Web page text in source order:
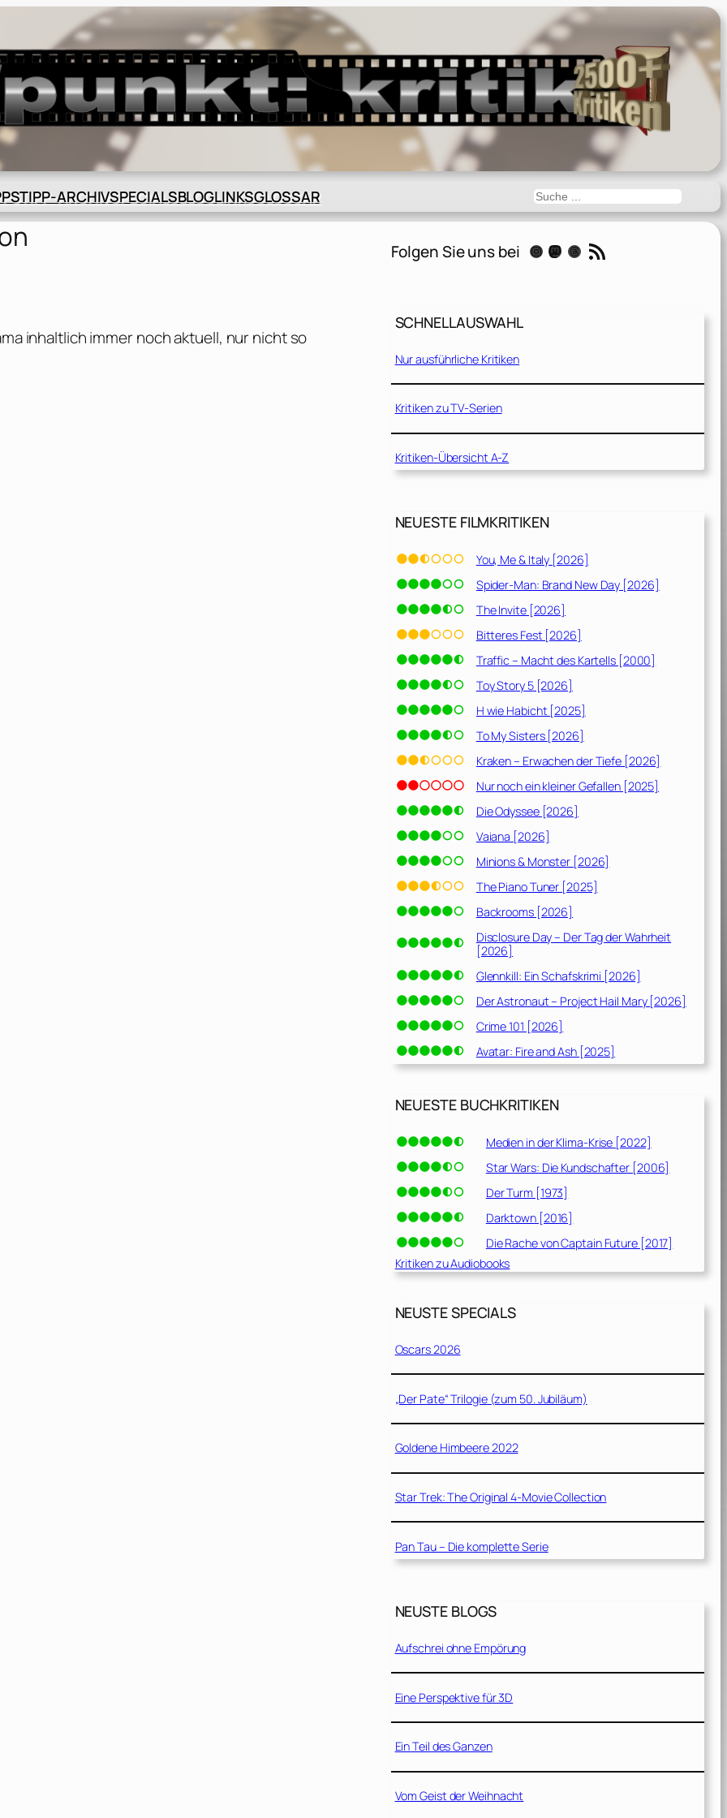
TIPP-ARCHIVSPECIALSBLOGLINKSGLOSSAR Suchen
inhaltlich immer noch aktuell, nur nicht so
Folgen Sie uns bei Instagram Mastodon Threads RSS-Feed
SCHNELLAUSWAHL
Nur ausführliche Kritiken
Kritiken zu TV-Serien
Kritiken-Übersicht A-Z
NEUESTE FILMKRITIKEN
You, Me & Italy [2026]
Spider-Man: Brand New Day [2026]
The Invite [2026]
Bitteres Fest [2026]
Traffic – Macht des Kartells [2000]
Toy Story 5 [2026]
H wie Habicht [2025]
To My Sisters [2026]
Kraken – Erwachen der Tiefe [2026]
Nur noch ein kleiner Gefallen [2025]
Die Odyssee [2026]
Vaiana [2026]
Minions & Monster [2026]
The Piano Tuner [2025]
Backrooms [2026]
Disclosure Day – Der Tag der Wahrheit
[2026]
Glennkill: Ein Schafskrimi [2026]
Der Astronaut – Project Hail Mary [2026]
Crime 101 [2026]
Avatar: Fire and Ash [2025]
NEUESTE BUCHKRITIKEN
Medien in der Klima-Krise [2022]
Star Wars: Die Kundschafter [2006]
Der Turm [1973]
Darktown [2016]
Die Rache von Captain Future [2017]
Kritiken zu Audiobooks
NEUSTE SPECIALS
Oscars 2026
„Der Pate“ Trilogie (zum 50. Jubiläum)
Goldene Himbeere 2022
Star Trek: The Original 4-Movie Collection
Pan Tau – Die komplette Serie
NEUSTE BLOGS
Aufschrei ohne Empörung
Eine Perspektive für 3D
Ein Teil des Ganzen
Vom Geist der Weihnacht